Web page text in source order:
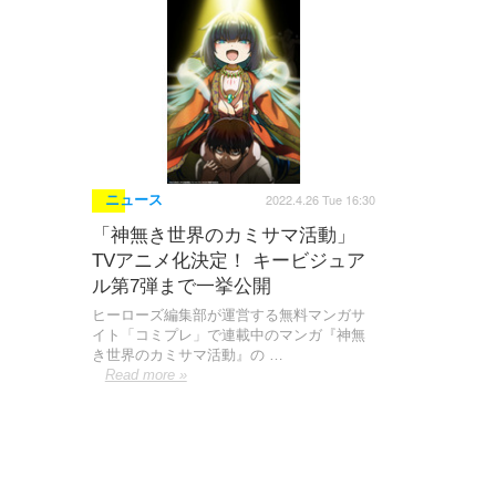
ニュース 2022.4.26 Tue 16:30
「神無き世界のカミサマ活動」
TVアニメ化決定！ キービジュア
ル第7弾まで一挙公開
ヒーローズ編集部が運営する無料マンガサ
イト「コミプレ」で連載中のマンガ『神無
き世界のカミサマ活動』の …
Read more »